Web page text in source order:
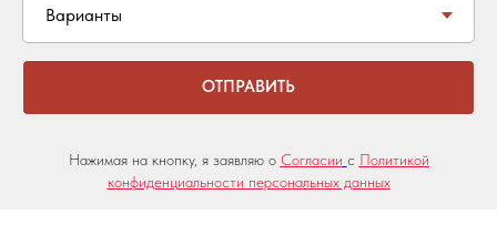
ОТПРАВИТЬ
Нажимая на кнопку, я заявляю о Согласии с Политикой
конфиденциальности персональных данных